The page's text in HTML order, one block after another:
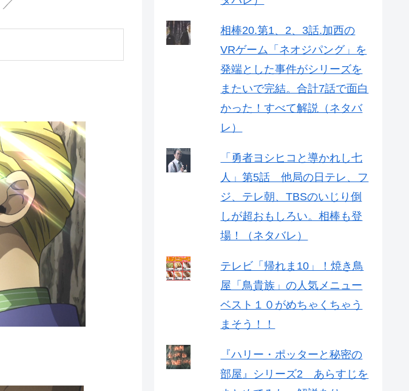
相棒20.第1、2、3話.加西の
VRゲーム「ネオジパング」を
発端とした事件がシリーズを
またいで完結。合計7話で面白
かった！すべて解説（ネタバ
レ）
「勇者ヨシヒコと導かれし七
人」第5話 他局の日テレ、フ
ジ、テレ朝、TBSのいじり倒
しが超おもしろい。相棒も登
場！（ネタバレ）
テレビ「帰れま10」！焼き鳥
屋「鳥貴族」の人気メニュー
ベスト１０がめちゃくちゃう
まそう！！
『ハリー・ポッターと秘密の
部屋』シリーズ2 あらすじを